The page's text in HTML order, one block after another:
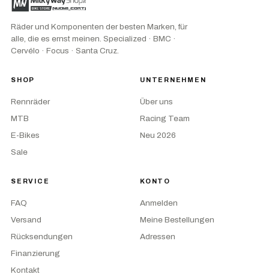
Räder und Komponenten der besten Marken, für
alle, die es ernst meinen. Specialized · BMC ·
Cervélo · Focus · Santa Cruz.
SHOP
Rennräder
MTB
E-Bikes
Sale
UNTERNEHMEN
Über uns
Racing Team
Neu 2026
SERVICE
FAQ
Versand
Rücksendungen
Finanzierung
Kontakt
KONTO
Anmelden
Meine Bestellungen
Adressen